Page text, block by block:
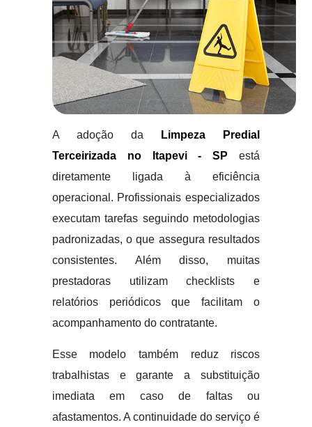
A adoção da
Limpeza Predial
Terceirizada no Itapevi - SP está
diretamente ligada à eficiência
operacional. Profissionais especializados
executam tarefas seguindo metodologias
padronizadas, o que assegura resultados
consistentes. Além disso, muitas
prestadoras utilizam checklists e
relatórios periódicos que facilitam o
acompanhamento do contratante.
Esse modelo também reduz riscos
trabalhistas e garante a substituição
imediata em caso de faltas ou
afastamentos. A continuidade do serviço é